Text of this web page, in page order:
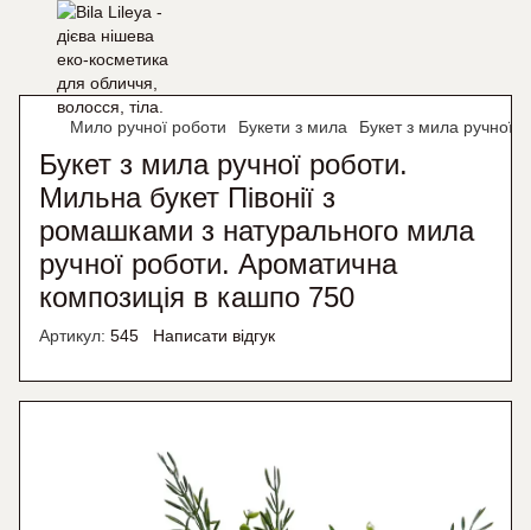
Мило ручної роботи Букети з мила Букет з мила ручної
Букет з мила ручної роботи.
Мильна букет Півонії з
ромашками з натурального мила
ручної роботи. Ароматична
композиція в кашпо 750
Артикул: 545 Написати відгук